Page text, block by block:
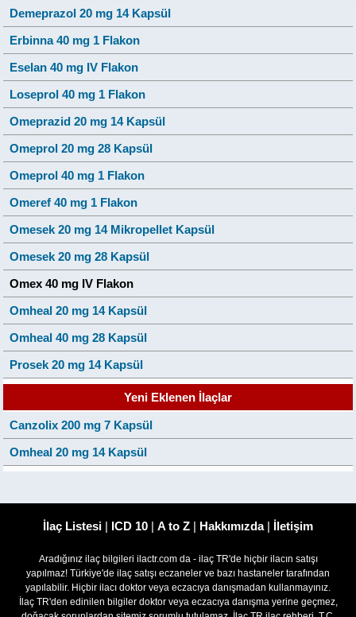
Demeprazol 20 mg 14 Kapsül
Erbinna 40 mg 1 Flakon
Eselan 40 mg IV Flakon
Loseprol 40 mg 1 Flakon
Omeprazid 20 mg 14 Kapsül
Omeprol 20 mg 28 Kapsül
Omeprol 40 mg 1 Flakon
Omeref 40 mg 1 Flakon
Omesek 20 mg 14 Mikropellet Kapsül
Omesek 20 mg 28 Kapsül
Omex 40 mg IV Flakon
Omheal 20 mg 14 Kapsül
Omheal 40 mg 28 Kapsül
Prosek 20 mg 14 Kapsül
Yeni Eklenen İlaçlar
Canzolix 200 mg 7 Kapsül
Omheal 20 mg 14 Kapsül
İlaç Listesi | ICD 10 | A to Z | Hakkımızda| İletişim
Aradığınız ilaç bilgileri ilactr.com da - ilaç TR'de hiçbir ilacın satışı
yapılmaz! Türkiye'de ilaç satışı eczaneler ve bazı hastaneler tarafından
yapılabilir. Hiçbir ilacı doktor veya eczacıya danışmadan kullanmayınız.
İlaç TR'den edinilen bilgiler doktor veya eczacıya danışma yerine geçmez,